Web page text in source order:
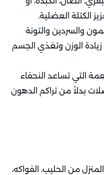
الكتلة العضلية.
والسردين والتونة
3 التي تدعم زيادة الوزن وتغذي الجسم
التي تساعد النحفاء
بدلاً من تراكم الدهون
من الحليب، الفواكه،